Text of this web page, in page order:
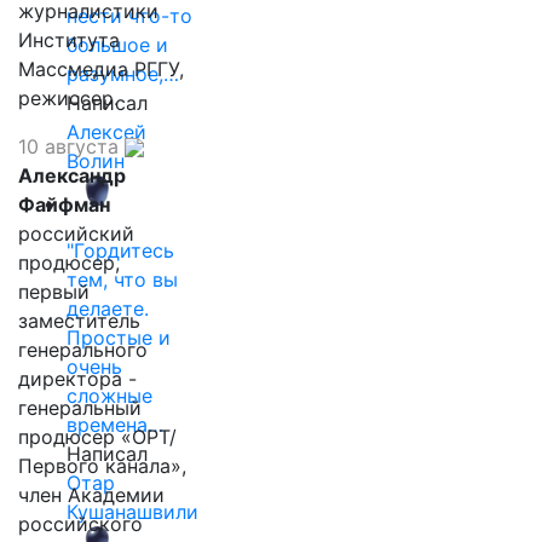
нести что-то
большое и
разумное,…
Написал
Алексей
Волин
"Гордитесь
тем, что вы
делаете.
Простые и
очень
сложные
времена…
Написал
Отар
Кушанашвили
журналистики
Института
Массмедиа РГГУ,
режиссер.
10 августа
Александр
Файфман
российский
продюсер,
первый
заместитель
генерального
директора -
генеральный
продюсер «ОРТ/
Первого канала»,
член Академии
российского